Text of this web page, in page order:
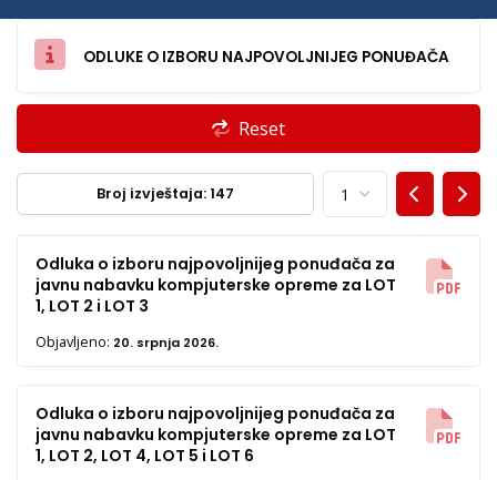
ODLUKE O IZBORU NAJPOVOLJNIJEG PONUĐAČA
Reset
Broj izvještaja: 147
Odluka o izboru najpovoljnijeg ponuđača za
javnu nabavku kompjuterske opreme za LOT
1, LOT 2 i LOT 3
Objavljeno: 20. srpnja 2026.
Odluka o izboru najpovoljnijeg ponuđača za
javnu nabavku kompjuterske opreme za LOT
1, LOT 2, LOT 4, LOT 5 i LOT 6